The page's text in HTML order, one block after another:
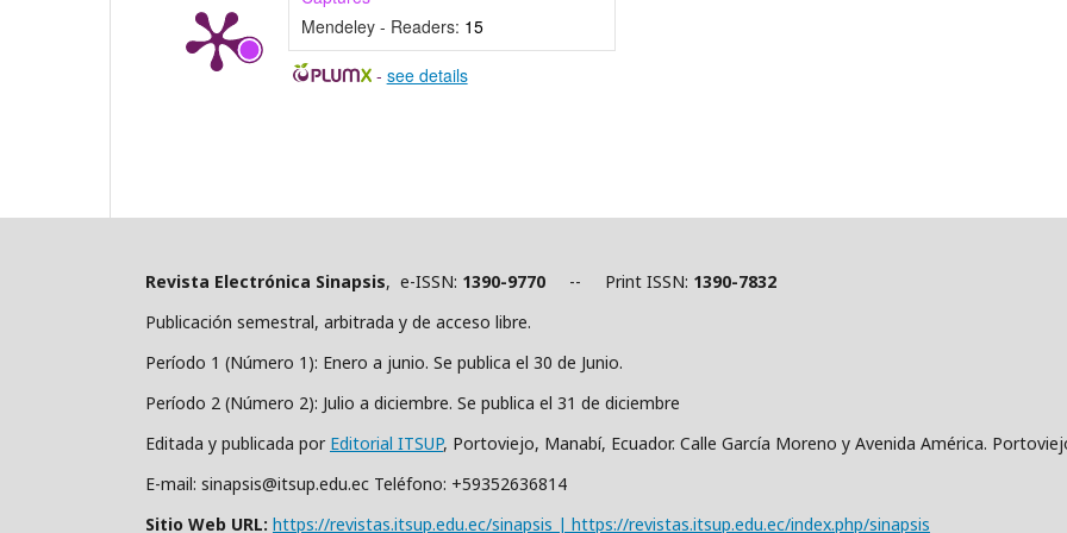
Mendeley - Readers: 15
- see details
Revista Electrónica Sinapsis, e-ISSN: 1390-9770 -- Print ISSN: 1390-7832
Publicación semestral, arbitrada y de acceso libre.
Período 1 (Número 1): Enero a junio. Se publica el 30 de Junio.
Período 2 (Número 2): Julio a diciembre. Se publica el 31 de diciembre
Editada y publicada por Editorial ITSUP, Portoviejo, Manabí, Ecuador. Calle García Moreno y Avenida América.
E-mail: sinapsis@itsup.edu.ec Teléfono: +59352636814
Sitio Web URL: https://revistas.itsup.edu.ec/sinapsis | https://revistas.itsup.edu.ec/index.php/sinapsis